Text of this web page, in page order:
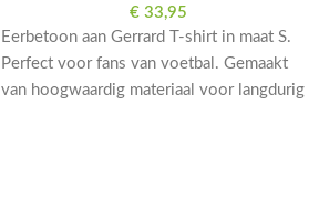
€ 33,95
Eerbetoon aan Gerrard T-shirt in maat S.
Perfect voor fans van voetbal. Gemaakt
van hoogwaardig materiaal voor langdurig